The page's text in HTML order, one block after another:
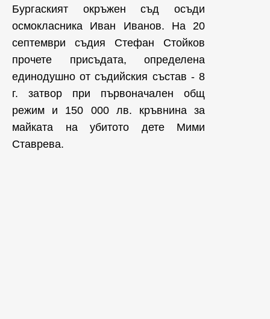
Бургаският окръжен съд осъди
осмокласника Иван Иванов. На 20
септември съдия Стефан Стойков
прочете присъдата, определена
единодушно от съдийския състав - 8
г. затвор при първоначален общ
режим и 150 000 лв. кръвнина за
майката на убитото дете Мими
Ставрева.